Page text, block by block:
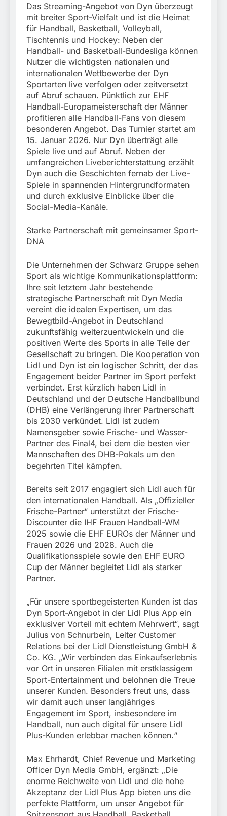
Das Streaming-Angebot von Dyn überzeugt
mit breiter Sport-Vielfalt und ist die Heimat
für Handball, Basketball, Volleyball,
Tischtennis und Hockey: Neben der
Handball- und Basketball-Bundesliga können
Nutzer die wichtigsten nationalen und
internationalen Wettbewerbe der Dyn
Sportarten live verfolgen oder zeitversetzt
auf Abruf schauen. Pünktlich zur EHF
Handball-Europameisterschaft der Männer
profitieren alle Handball-Fans von diesem
besonderen Angebot. Das Turnier startet am
15. Januar 2026. Nur Dyn überträgt alle
Spiele live und auf Abruf. Neben der
umfangreichen Liveberichterstattung erzählt
Dyn auch die Geschichten fernab der Live-
Spiele in spannenden Hintergrundformaten
und durch exklusive Einblicke über die
Social-Media-Kanäle.
Starke Partnerschaft mit gemeinsamer Sport-
DNA
Die Unternehmen der Schwarz Gruppe sehen
Sport als wichtige Kommunikationsplattform:
Ihre seit letztem Jahr bestehende
strategische Partnerschaft mit Dyn Media
vereint die idealen Expertisen, um das
Bewegtbild-Angebot in Deutschland
zukunftsfähig weiterzuentwickeln und die
positiven Werte des Sports in alle Teile der
Gesellschaft zu bringen. Die Kooperation von
Lidl und Dyn ist ein logischer Schritt, der das
Engagement beider Partner im Sport perfekt
verbindet. Erst kürzlich haben Lidl in
Deutschland und der Deutsche Handballbund
(DHB) eine Verlängerung ihrer Partnerschaft
bis 2030 verkündet. Lidl ist zudem
Namensgeber sowie Frische- und Wasser-
Partner des Final4, bei dem die besten vier
Mannschaften des DHB-Pokals um den
begehrten Titel kämpfen.
Bereits seit 2017 engagiert sich Lidl auch für
den internationalen Handball. Als „Offizieller
Frische-Partner“ unterstützt der Frische-
Discounter die IHF Frauen Handball-WM
2025 sowie die EHF EUROs der Männer und
Frauen 2026 und 2028. Auch die
Qualifikationsspiele sowie den EHF EURO
Cup der Männer begleitet Lidl als starker
Partner.
„Für unsere sportbegeisterten Kunden ist das
Dyn Sport-Angebot in der Lidl Plus App ein
exklusiver Vorteil mit echtem Mehrwert“, sagt
Julius von Schnurbein, Leiter Customer
Relations bei der Lidl Dienstleistung GmbH &
Co. KG. „Wir verbinden das Einkaufserlebnis
vor Ort in unseren Filialen mit erstklassigem
Sport-Entertainment und belohnen die Treue
unserer Kunden. Besonders freut uns, dass
wir damit auch unser langjähriges
Engagement im Sport, insbesondere im
Handball, nun auch digital für unsere Lidl
Plus-Kunden erlebbar machen können.“
Max Ehrhardt, Chief Revenue und Marketing
Officer Dyn Media GmbH, ergänzt: „Die
enorme Reichweite von Lidl und die hohe
Akzeptanz der Lidl Plus App bieten uns die
perfekte Plattform, um unser Angebot für